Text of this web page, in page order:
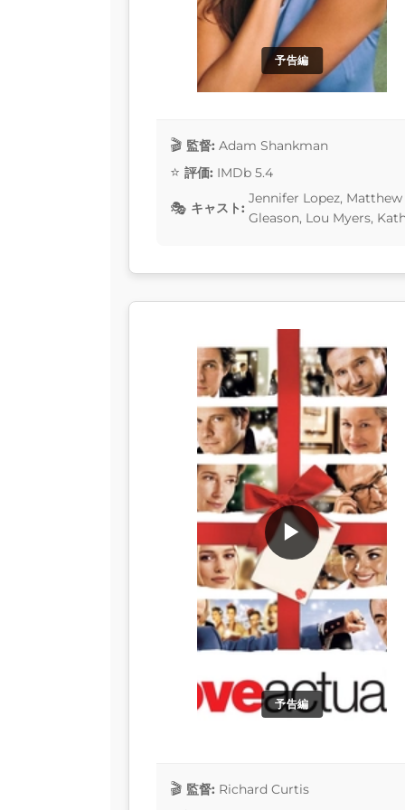
予告編
監督: Adam Shankman
評価: IMDb 5.4
キャスト:
Jennifer Lopez,
Gleason, Lou Myers,
予告編
▶
監督: Richard Curtis